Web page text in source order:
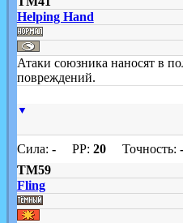
Helping Hand
Атаки союзника наносят в
повреждений.
▼
Сила: -PP: 20Точность: -
TM59
Fling